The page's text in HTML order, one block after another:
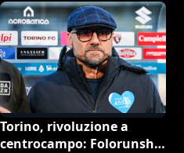
Torino, rivoluzione a
centrocampo: Folorunsho